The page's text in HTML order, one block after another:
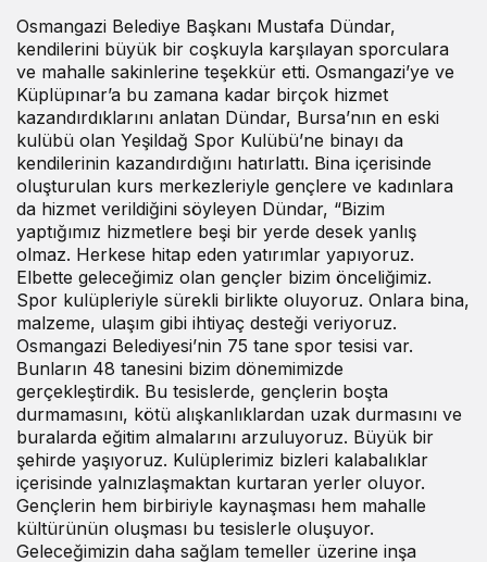
Osmangazi Belediye Başkanı Mustafa Dündar,
kendilerini büyük bir coşkuyla karşılayan sporculara
ve mahalle sakinlerine teşekkür etti. Osmangazi’ye ve
Küplüpınar’a bu zamana kadar birçok hizmet
kazandırdıklarını anlatan Dündar, Bursa’nın en eski
kulübü olan Yeşildağ Spor Kulübü’ne binayı da
kendilerinin kazandırdığını hatırlattı. Bina içerisinde
oluşturulan kurs merkezleriyle gençlere ve kadınlara
da hizmet verildiğini söyleyen Dündar, “Bizim
yaptığımız hizmetlere beşi bir yerde desek yanlış
olmaz. Herkese hitap eden yatırımlar yapıyoruz.
Elbette geleceğimiz olan gençler bizim önceliğimiz.
Spor kulüpleriyle sürekli birlikte oluyoruz. Onlara bina,
malzeme, ulaşım gibi ihtiyaç desteği veriyoruz.
Osmangazi Belediyesi’nin 75 tane spor tesisi var.
Bunların 48 tanesini bizim dönemimizde
gerçekleştirdik. Bu tesislerde, gençlerin boşta
durmamasını, kötü alışkanlıklardan uzak durmasını ve
buralarda eğitim almalarını arzuluyoruz. Büyük bir
şehirde yaşıyoruz. Kulüplerimiz bizleri kalabalıklar
içerisinde yalnızlaşmaktan kurtaran yerler oluyor.
Gençlerin hem birbiriyle kaynaşması hem mahalle
kültürünün oluşması bu tesislerle oluşuyor.
Geleceğimizin daha sağlam temeller üzerine inşa